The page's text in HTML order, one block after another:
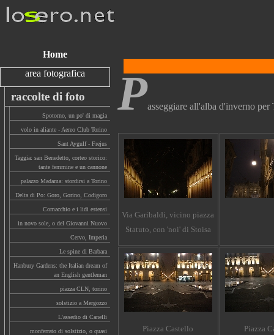
Home
area fotografica
raccolte di foto
Spotorno, un po' di magia
volo in aliante - Aereo Club Torino
Sant Aygulf - Frejus
Taggia: san Benedetto, corteo storico:
tante femmine e un cannone
palazzo Madama: stordirsi a Torino
Delta di Po: Goro, Gorino, Codigoro
Comacchio e i lidi estensi
in novo sole, o del Giovanni Nuovo
Cervo, Imperia
Le spine di Barbara
Hanbury Gardens: the Italian dream of
an English gentleman
piazza CLN, torino
solstizio a Mergozzo
L'assedio di Canelli
monferrato di solstizio, o quasi
Passeggiare all'alba d'inverno
Via Garibaldi, vicino piazza
Statuto, con 'noi' di Stoisa
Piazza Castello Piazza